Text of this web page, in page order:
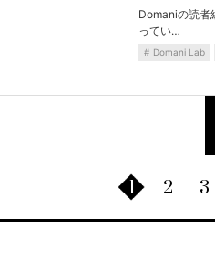
Domaniの読者
ってい…
Domani Lab
1 2 3